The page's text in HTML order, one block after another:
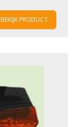
BEKIJK PRODUCT